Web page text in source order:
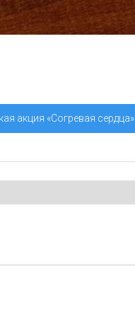
акция «Согревая сердца»